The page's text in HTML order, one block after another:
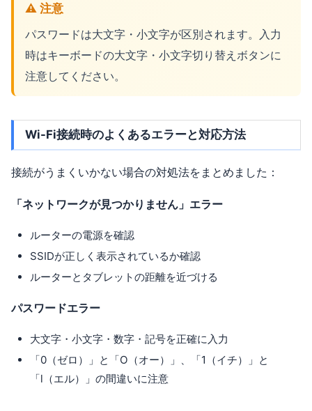
⚠️ 注意
パスワードは大文字・小文字が区別されます。入力
時はキーボードの大文字・小文字切り替えボタンに
注意してください。
Wi-Fi接続時のよくあるエラーと対応方法
接続がうまくいかない場合の対処法をまとめました：
「ネットワークが見つかりません」エラー
ルーターの電源を確認
SSIDが正しく表示されているか確認
ルーターとタブレットの距離を近づける
パスワードエラー
大文字・小文字・数字・記号を正確に入力
「0（ゼロ）」と「O（オー）」、「1（イチ）」と
「l（エル）」の間違いに注意